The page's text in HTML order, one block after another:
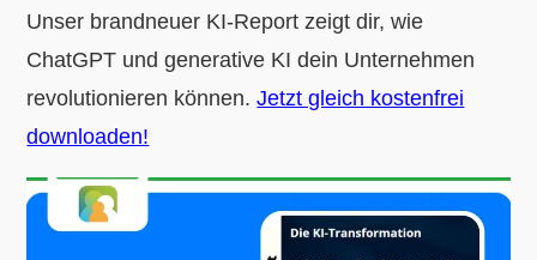
Unser brandneuer KI-Report zeigt dir, wie
ChatGPT und generative KI dein Unternehmen
revolutionieren können.Jetzt gleich kostenfrei
downloaden!